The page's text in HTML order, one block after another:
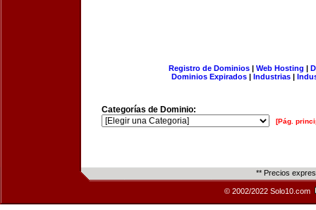
Registro de Dominios| Web Hosting |
Dominios Expirados | Industrias |
Categorías de Dominio:
[Pág.
** Precios
© 2002/2022 Solo10.com